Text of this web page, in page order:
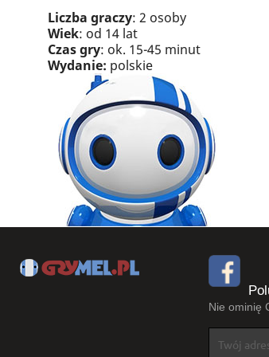
Liczba graczy: 2 osoby
Wiek: od 14 lat
Czas gry: ok. 15-45 minut
Wydanie: polskie
Nie ominię